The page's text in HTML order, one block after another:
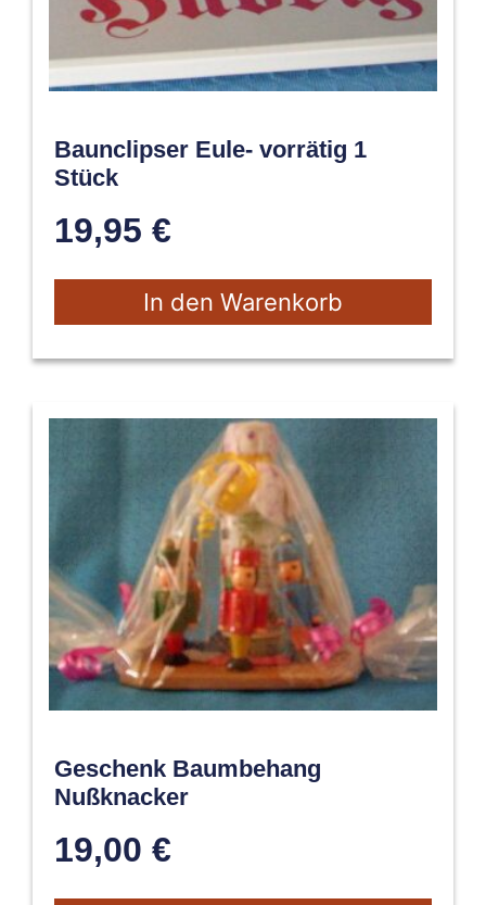
Baunclipser Eule- vorrätig 1
Stück
19,95 €
In den Warenkorb
Geschenk Baumbehang
Nußknacker
19,00 €